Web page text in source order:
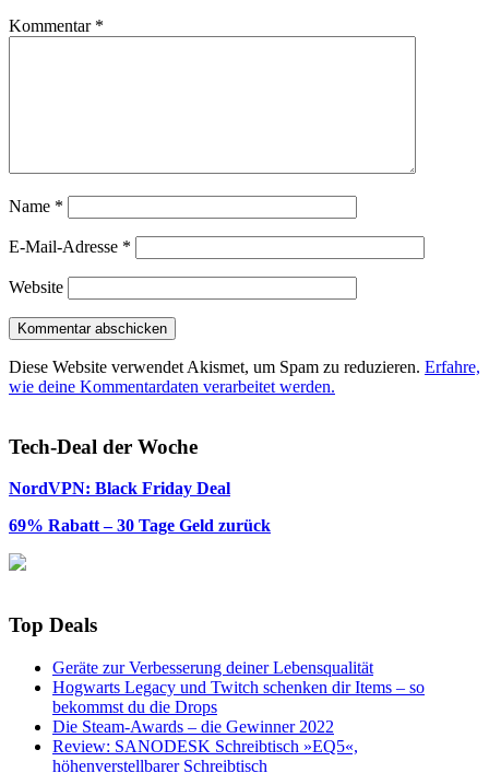
Kommentar *
Name *
E-Mail-Adresse *
Website
Diese Website verwendet Akismet, um Spam zu reduzieren. Erfahre,
wie deine Kommentardaten verarbeitet werden.
Tech-Deal der Woche
NordVPN: Black Friday Deal
69% Rabatt – 30 Tage Geld zurück
Top Deals
Geräte zur Verbesserung deiner Lebensqualität
Hogwarts Legacy und Twitch schenken dir Items – so
bekommst du die Drops
Die Steam-Awards – die Gewinner 2022
Review: SANODESK Schreibtisch »EQ5«,
höhenverstellbarer Schreibtisch